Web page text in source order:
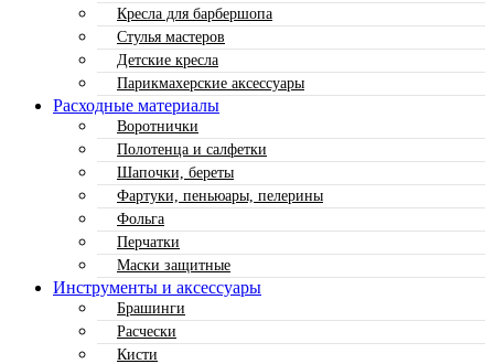
Кресла для барбершопа
Стулья мастеров
Детские кресла
Парикмахерские аксессуары
Расходные материалы
Воротнички
Полотенца и салфетки
Шапочки, береты
Фартуки, пеньюары, пелерины
Фольга
Перчатки
Маски защитные
Инструменты и аксессуары
Брашинги
Расчески
Кисти